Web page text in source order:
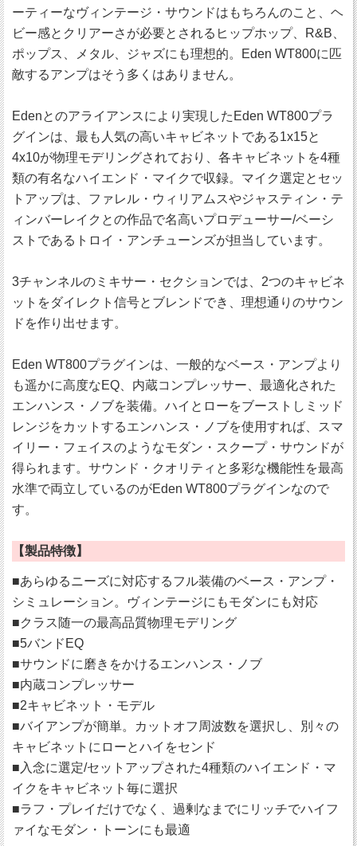
ーティーなヴィンテージ・サウンドはもちろんのこと、ヘ
ビー感とクリアーさが必要とされるヒップホップ、R&B、
ポップス、メタル、ジャズにも理想的。Eden WT800に匹
敵するアンプはそう多くはありません。
Edenとのアライアンスにより実現したEden WT800プラ
グインは、最も人気の高いキャビネットである1x15と
4x10が物理モデリングされており、各キャビネットを4種
類の有名なハイエンド・マイクで収録。マイク選定とセッ
トアップは、ファレル・ウィリアムスやジャスティン・テ
ィンバーレイクとの作品で名高いプロデューサー/ベーシ
ストであるトロイ・アンチューンズが担当しています。
3チャンネルのミキサー・セクションでは、2つのキャビネ
ットをダイレクト信号とブレンドでき、理想通りのサウン
ドを作り出せます。
Eden WT800プラグインは、一般的なベース・アンプより
も遥かに高度なEQ、内蔵コンプレッサー、最適化された
エンハンス・ノブを装備。ハイとローをブーストしミッド
レンジをカットするエンハンス・ノブを使用すれば、スマ
イリー・フェイスのようなモダン・スクープ・サウンドが
得られます。サウンド・クオリティと多彩な機能性を最高
水準で両立しているのがEden WT800プラグインなので
す。
【製品特徴】
■あらゆるニーズに対応するフル装備のベース・アンプ・
シミュレーション。ヴィンテージにもモダンにも対応
■クラス随一の最高品質物理モデリング
■5バンドEQ
■サウンドに磨きをかけるエンハンス・ノブ
■内蔵コンプレッサー
■2キャビネット・モデル
■バイアンプが簡単。カットオフ周波数を選択し、別々の
キャビネットにローとハイをセンド
■入念に選定/セットアップされた4種類のハイエンド・マ
イクをキャビネット毎に選択
■ラフ・プレイだけでなく、過剰なまでにリッチでハイフ
ァイなモダン・トーンにも最適